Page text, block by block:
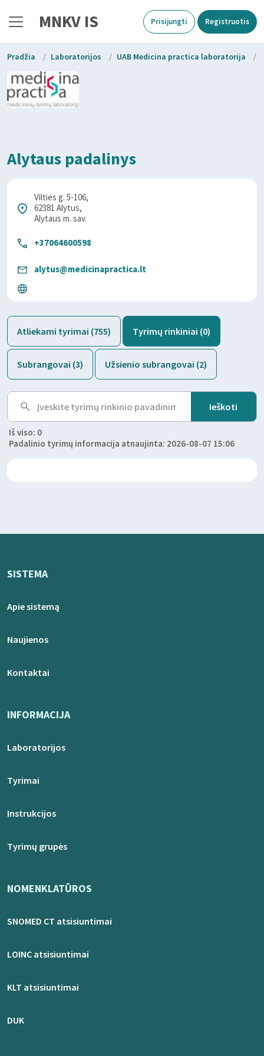
MNKV IS Prisijungti Registruotis
Pradžia / Laboratorijos / UAB Medicina practica laboratorija /
Alytaus padalinys
Vilties g. 5-106,
62381 Alytus,
Alytaus m. sav.
+37064600598
alytus@medicinapractica.lt
Atliekami tyrimai (755) Tyrimų rinkiniai (0)
Subrangovai (3) Užsienio subrangovai (2)
Iš viso: 0
Padalinio tyrimų informacija atnaujinta: 2026-08-07 15:06
SISTEMA
Apie sistemą
Naujienos
Kontaktai
INFORMACIJA
Laboratorijos
Tyrimai
Instrukcijos
Tyrimų grupės
NOMENKLATŪROS
SNOMED CT atsisiuntimai
LOINC atsisiuntimai
KLT atsisiuntimai
DUK